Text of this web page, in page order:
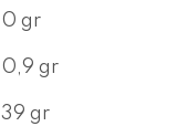
0 gr
0,9 gr
39 gr